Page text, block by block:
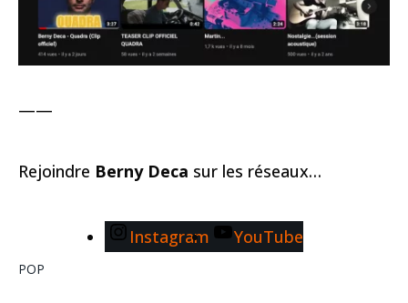
——
Rejoindre Berny Deca sur les réseaux…
Instagram YouTube
POP